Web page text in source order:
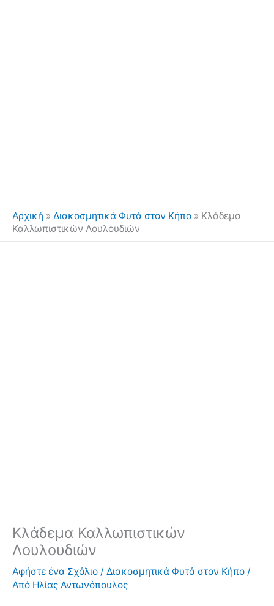
Αρχική » Διακοσμητικά Φυτά στον Κήπο » Κλάδεμα
Καλλωπιστικών Λουλουδιών
Κλάδεμα Καλλωπιστικών
Λουλουδιών
Αφήστε ένα Σχόλιο / Διακοσμητικά Φυτά στον Κήπο /
Από Ηλίας Αντωνόπουλος